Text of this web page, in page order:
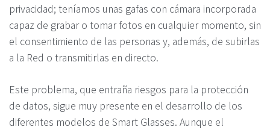
privacidad; teníamos unas gafas con cámara incorporada
capaz de grabar o tomar fotos en cualquier momento, sin
el consentimiento de las personas y, además, de subirlas
a la Red o transmitirlas en directo.
Este problema, que entraña riesgos para la protección
de datos, sigue muy presente en el desarrollo de los
diferentes modelos de Smart Glasses. Aunque el